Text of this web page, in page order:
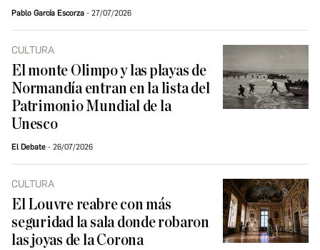
Pablo García Escorza 27/07/2026
CULTURA
El monte Olimpo y las playas de
Normandía entran en la lista del
Patrimonio Mundial de la
Unesco
El Debate 26/07/2026
CULTURA
El Louvre reabre con más
seguridad la sala donde robaron
las joyas de la Corona